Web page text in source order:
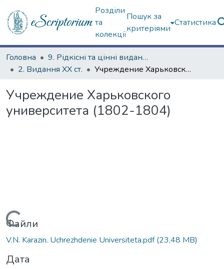
Розділи
та
колекції
Пошук за
критеріями
Статистика
Головна
9. Рідкісні та цінні видання
2. Видання ХХ ст.
Учреждение Харьковского университета (1802-1804)
Учреждение Харьковского
университета (1802-1804)
Вантажиться...
Файли
V.N. Karazin. Uchrezhdenie Universiteta.pdf(23,48 MB)
Дата